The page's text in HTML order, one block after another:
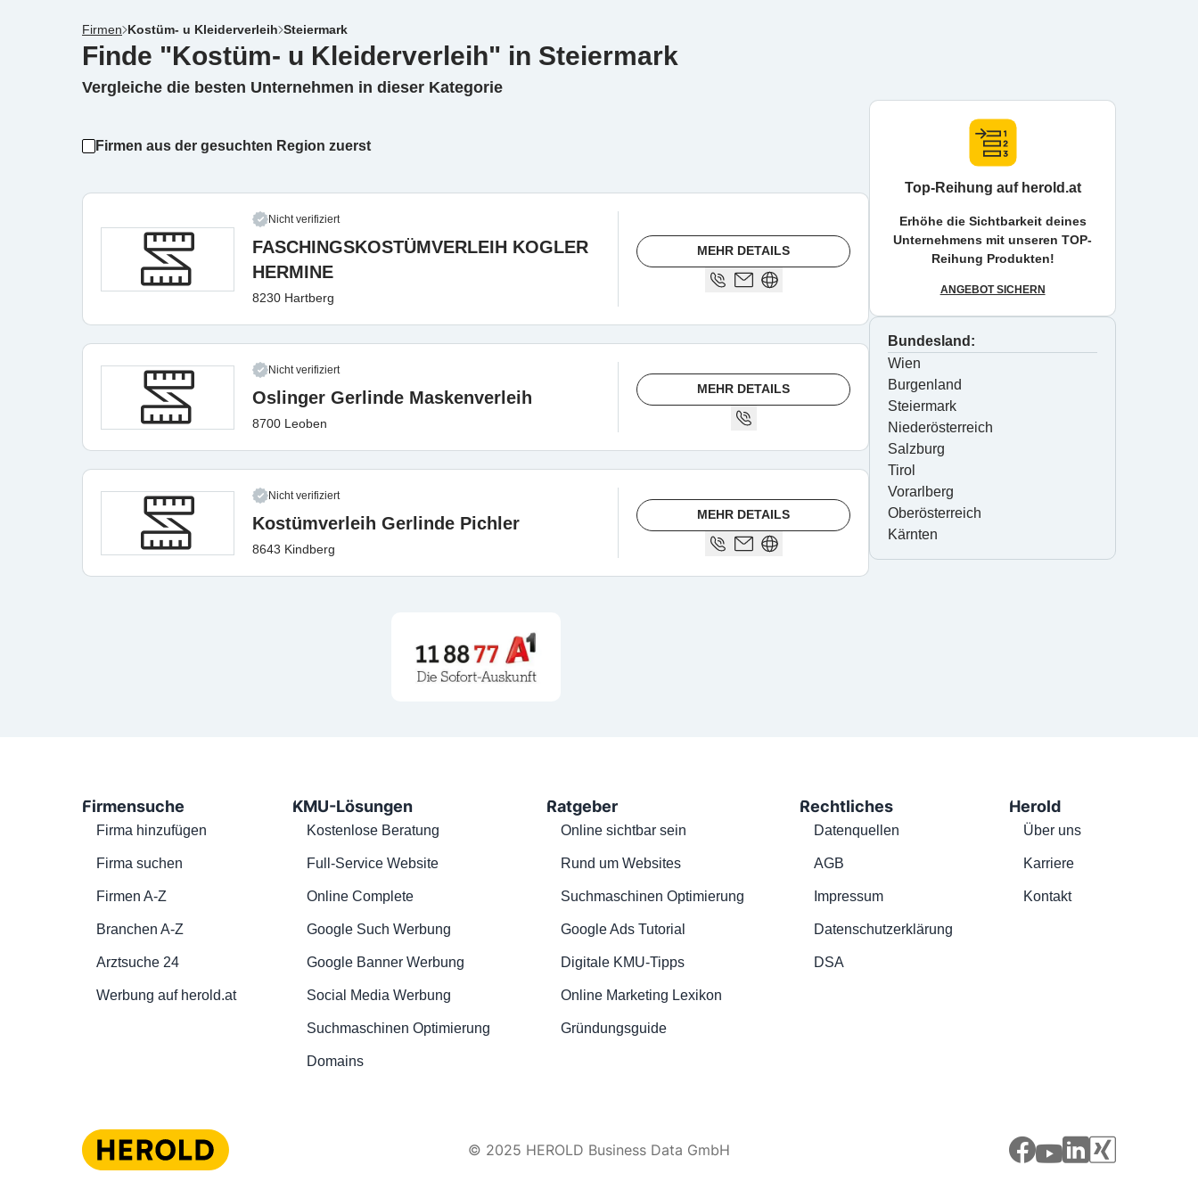
Firmen Kostüm- u Kleiderverleih Steiermark
Finde "Kostüm- u Kleiderverleih" in Steiermark
Vergleiche die besten Unternehmen in dieser Kategorie
Firmen aus der gesuchten Region zuerst
Nicht verifiziert
FASCHINGSKOSTÜMVERLEIH KOGLER
HERMINE
8230 Hartberg
MEHR DETAILS
Nicht verifiziert
Oslinger Gerlinde Maskenverleih
8700 Leoben
MEHR DETAILS
Nicht verifiziert
Kostümverleih Gerlinde Pichler
8643 Kindberg
MEHR DETAILS
Top-Reihung auf herold.at
Erhöhe die Sichtbarkeit deines
Unternehmens mit unseren TOP-
Reihung Produkten!
ANGEBOT SICHERN
Bundesland:
Wien
Burgenland
Steiermark
Niederösterreich
Salzburg
Tirol
Vorarlberg
Oberösterreich
Kärnten
Firmensuche
Firma hinzufügen
Firma suchen
Firmen A-Z
Branchen A-Z
Arztsuche 24
Werbung auf herold.at
KMU-Lösungen
Kostenlose Beratung
Full-Service Website
Online Complete
Google Such Werbung
Google Banner Werbung
Social Media Werbung
Suchmaschinen Optimierung
Domains
Ratgeber
Online sichtbar sein
Rund um Websites
Suchmaschinen Optimierung
Google Ads Tutorial
Digitale KMU-Tipps
Online Marketing Lexikon
Gründungsguide
Rechtliches
Datenquellen
AGB
Impressum
Datenschutzerklärung
DSA
Herold
Über uns
Karriere
Kontakt
© 2025 HEROLD Business Data GmbH